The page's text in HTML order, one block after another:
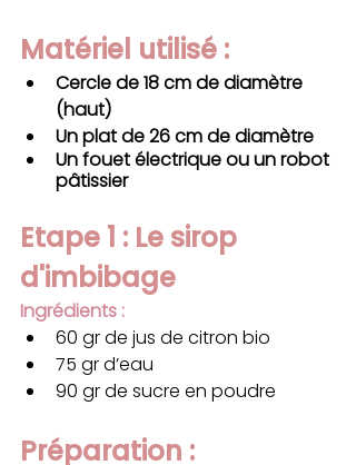
Matériel utilisé :
Cercle de 18 cm de diamètre
(haut)
Un plat de 26 cm de diamètre
Un fouet électrique ou un robot
pâtissier
Etape 1 : Le sirop
d'imbibage
Ingrédients :
60 gr de jus de citron bio
75 gr d’eau
90 gr de sucre en poudre
Préparation :